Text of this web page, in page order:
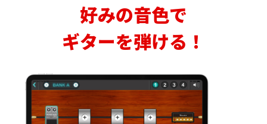
好みの音色で
ギターを弾ける！